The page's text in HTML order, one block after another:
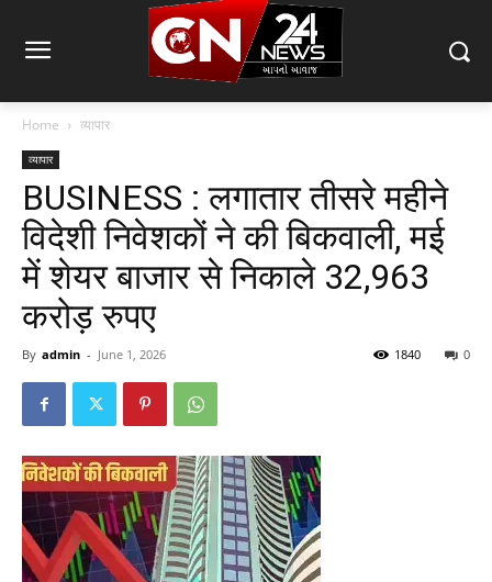
Home व्यापार
व्यापार
BUSINESS : लगातार तीसरे महीने
विदेशी निवेशकों ने की बिकवाली, मई
में शेयर बाजार से निकाले 32,963
करोड़ रुपए
By admin - June 1, 2026 0
1840